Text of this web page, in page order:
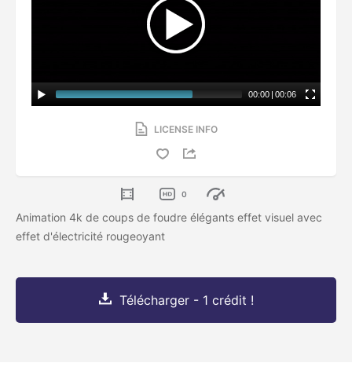
00:00 | 00:06
LICENSE INFO
0
Animation 4k de coups de foudre élégants effet visuel avec
effet d'électricité rougeoyant
Télécharger - 1 crédit !